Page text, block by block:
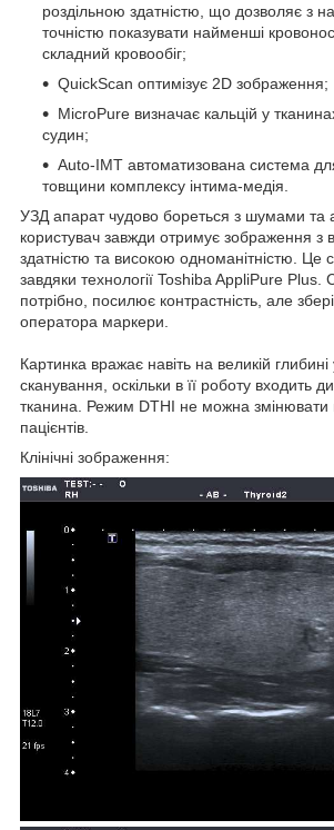
роздільною здатністю, що дозволяє з
точністю показувати найменші
складний кровообіг;
QuickScan оптимізує 2D зображення;
MicroPure визначає кальцій у
судин;
Аuto-IMT автоматизована система
товщини комплексу інтима-медія.
УЗД апарат чудово бореться з шумами та
користувач завжди отримує зображення з
здатністю та високою одноманітністю. Це
завдяки технології Toshiba AppliPure
потрібно, посилює контрастність, але
оператора маркери.
Картинка вражає навіть на великій глибині
сканування, оскільки в її роботу входить
тканина. Режим DTHI не можна змінювати
пацієнтів.
Клінічні зображення: